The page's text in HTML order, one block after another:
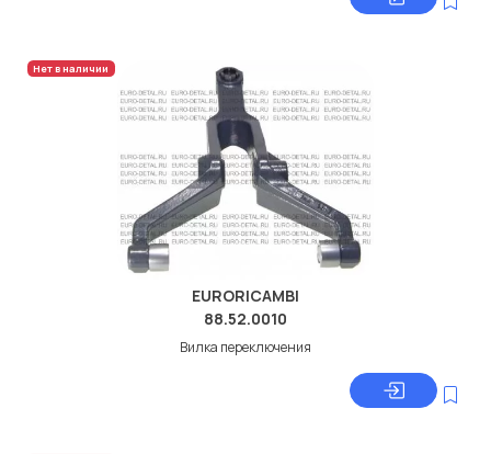
Нет в наличии
EURORICAMBI
88.52.0010
Вилка переключения